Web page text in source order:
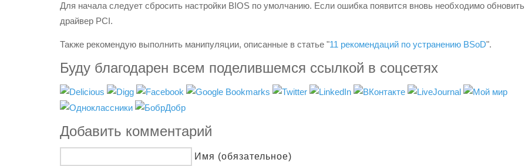
Для начала следует сбросить настройки BIOS по умолчанию. Если ошибка появится вновь необходимо обновить
драйвер PCI.
Также рекомендую выполнить манипуляции, описанные в статье "11 рекомендаций по устранению BSoD".
Буду благодарен всем поделившемся ссылкой в соцсетях
Добавить комментарий
Имя (обязательное)